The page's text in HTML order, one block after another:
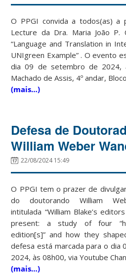
O PPGI convida a todos(as) a
Lecture da Dra. Maria João P.
“Language and Translation in
UNIgreen Example” . O evento
dia 09 de setembro de 2024,
Machado de Assis, 4º andar,
(mais…)
Defesa de
William Weber
22/08/2024 15:49
O PPGI tem o prazer de
do doutorando William
intitulada “William Blake’s
present: a study of four
edition[s]” and how they
defesa está marcada para o dia
2024, às 08h00, via Youtube
(mais…)